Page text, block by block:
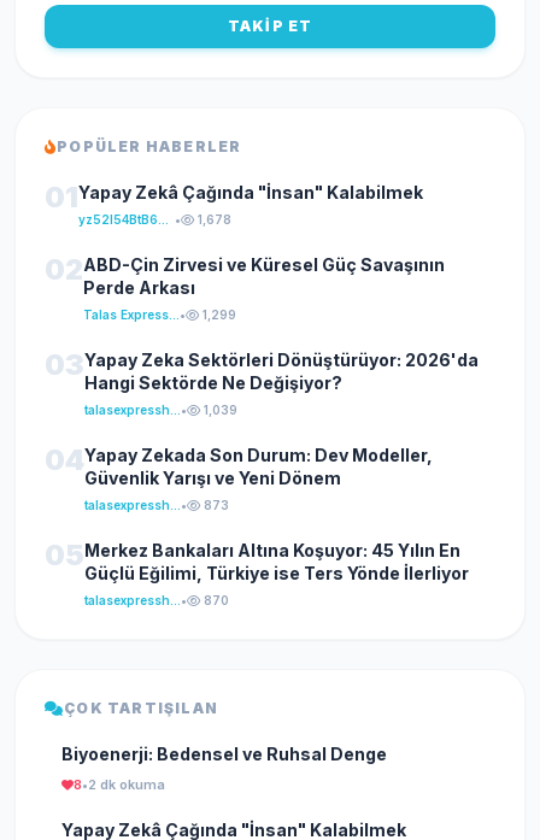
TAKİP ET
POPÜLER HABERLER
01Yapay Zekâ Çağında "İnsan" Kalabilmek
• 1,678
02ABD-Çin Zirvesi ve Küresel Güç Savaşının
Perde Arkası
• 1,299
03Yapay Zeka Sektörleri Dönüştürüyor: 2026'da
Hangi Sektörde Ne Değişiyor?
• 1,039
04Yapay Zekada Son Durum: Dev Modeller,
Güvenlik Yarışı ve Yeni Dönem
• 873
05Merkez Bankaları Altına Koşuyor: 45 Yılın En
Güçlü Eğilimi, Türkiye ise Ters Yönde İlerliyor
• 870
ÇOK TARTIŞILAN
Biyoenerji: Bedensel ve Ruhsal Denge
8•2 dk okuma
Yapay Zekâ Çağında "İnsan" Kalabilmek